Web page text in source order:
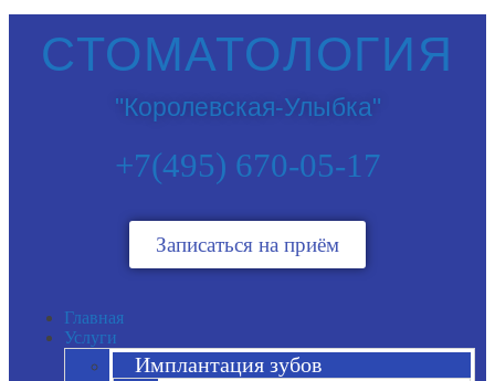
СТОМАТОЛОГИЯ
"Королевская-Улыбка"
+7(495) 670-05-17
Записаться на приём
Главная
Услуги
Имплантация зубов